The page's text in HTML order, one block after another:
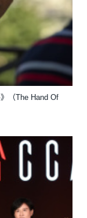
（The Hand Of